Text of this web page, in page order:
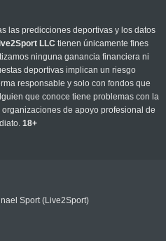
las predicciones deportivas y los datos
LLC tienen únicamente fines
ninguna ganancia financiera ni
deportivas implican un riesgo
responsable y solo con fondos que
que conoce tiene problemas con la
de apoyo profesional de
18+
Sport (Live2Sport)